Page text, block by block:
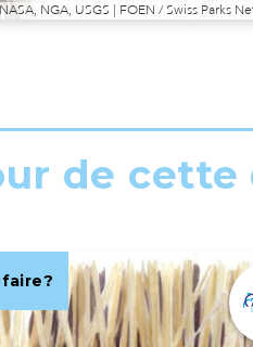
NGA, USGS | FOEN / Swiss Parks
de cette